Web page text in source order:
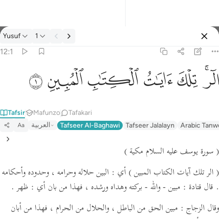
Tafsir: Yusuf 12:1
Yusuf 1
12:1
الر تلك ايات الكتاب المبين ١
الٓر ۚ تِلْكَ ءَايَـٰتُ ٱلْكِتَـٰبِ ٱلْمُبِينِ ١
ﲒﲓﲔﲕﲖﲗﲘ
Tafsir Mafunzo Tafakari
Aa العربية Tafseer Al-Baghawi Tafseer Jalalayn Arabic
( سورة يوسف عليه السلام مكية )
( الر تلك آيات الكتاب المبين ) أي : البين حلاله وحرامه ، وحدوده وأحكامه
. قال قتادة : مبين - والله - بركته وهداه ورشده ، فهذا من بان أي : ظهر .
وقال الزجاج : مبين الحق من الباطل ، والحلال من الحرام ، فهذا من أبان